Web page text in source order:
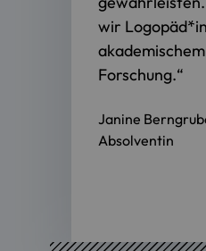
wir
Forschung.“
Janine
Absolventin